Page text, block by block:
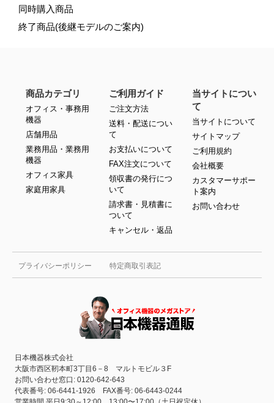
同時購入商品
終了商品(後継モデルのご案内)
プライバシーポリシー 特定商取引表記
日本機器株式会社
大阪市西区靭本町3丁目6－8 マルトモビル３F
お問い合わせ窓口: 0120-642-643
代表番号: 06-6441-1926 FAX番号: 06-6443-0244
商品カテゴリ
オフィス・事務用
機器
店舗用品
業務用品・業務用
機器
オフィス家具
家庭用家具
ご利用ガイド
ご注文方法
送料・配送につい
て
お支払いについて
FAX注文について
領収書の発行につ
いて
請求書・見積書に
ついて
キャンセル・返品
当サイトについ
て
当サイトについて
サイトマップ
ご利用規約
会社概要
カスタマーサポー
ト案内
お問い合わせ